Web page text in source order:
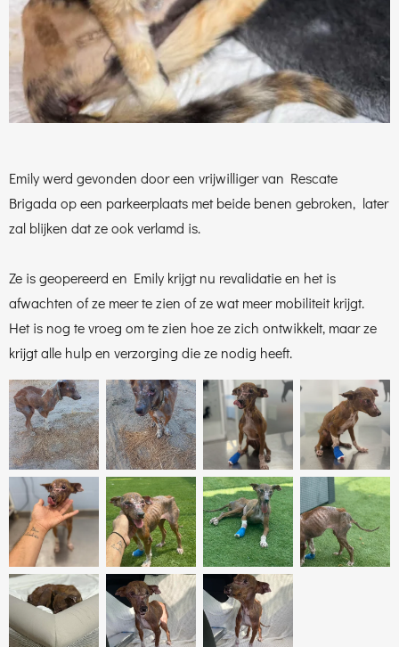
Emily werd gevonden door een vrijwilliger van Rescate
Brigada op een parkeerplaats met beide benen gebroken, later
zal blijken dat ze ook verlamd is.
Ze is geopereerd en Emily krijgt nu revalidatie en het is
afwachten of ze meer te zien of ze wat meer mobiliteit krijgt.
Het is nog te vroeg om te zien hoe ze zich ontwikkelt, maar ze
krijgt alle hulp en verzorging die ze nodig heeft.